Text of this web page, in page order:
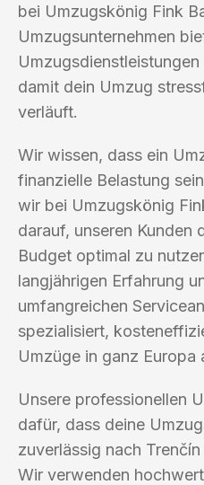
bei Umzugskönig Fink
Umzugsunternehmen
damit dein Umzug
verläuft.
Wir wissen, dass ein
finanzielle Belastung
wir bei Umzugskönig
darauf, unseren Kunden
Budget optimal zu
langjährigen Erfahrung
umfangreichen
spezialisiert,
Umzüge in ganz Europa
Unsere professionellen
dafür, dass deine
zuverlässig nach
Wir verwenden